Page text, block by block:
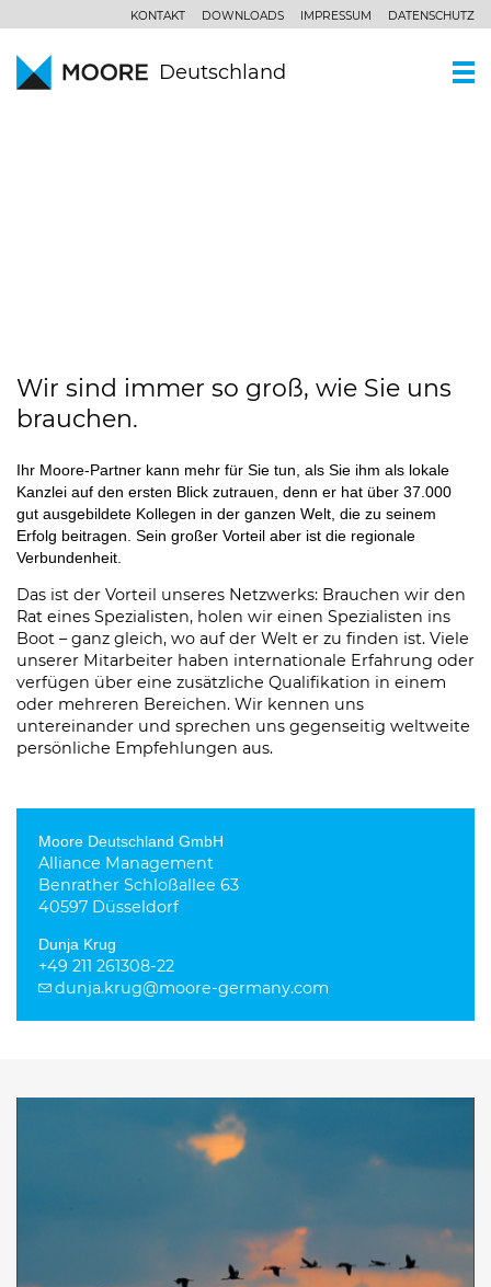
KONTAKT DOWNLOADS IMPRESSUM DATENSCHUTZ
Deutschland
Spezialkenntnisse
KARRIERE
Wir sind immer so groß, wie Sie uns
brauchen.
Ihr Moore-Partner kann mehr für Sie tun, als Sie ihm als lokale
Kanzlei auf den ersten Blick zutrauen, denn er hat über 37.000
gut ausgebildete Kollegen in der ganzen Welt, die zu seinem
Erfolg beitragen. Sein großer Vorteil aber ist die regionale
Verbundenheit.
Das ist der Vorteil unseres Netzwerks: Brauchen wir den
Rat eines Spezialisten, holen wir einen Spezialisten ins
Boot – ganz gleich, wo auf der Welt er zu finden ist. Viele
unserer Mitarbeiter haben internationale Erfahrung oder
verfügen über eine zusätzliche Qualifikation in einem
oder mehreren Bereichen. Wir kennen uns
untereinander und sprechen uns gegenseitig weltweite
persönliche Empfehlungen aus.
Moore Deutschland GmbH
Alliance Management
Benrather Schloßallee 63
40597 Düsseldorf
Dunja Krug
+49 211 261308-22
dunja.krug@moore-germany.com